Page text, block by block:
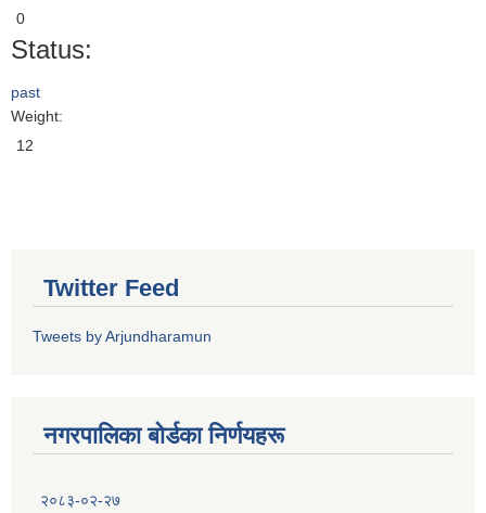
0
Status:
past
Weight:
12
Twitter Feed
Tweets by Arjundharamun
नगरपालिका बाेर्डका निर्णयहरू
२०८३-०२-२७